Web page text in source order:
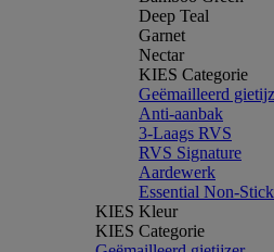
Deep Teal
Garnet
Nectar
KIES Categorie
Geëmailleerd
Anti-aanbak
3-Laags RVS
RVS Signature
Aardewerk
Essential Non-
KIES Kleur
KIES Categorie